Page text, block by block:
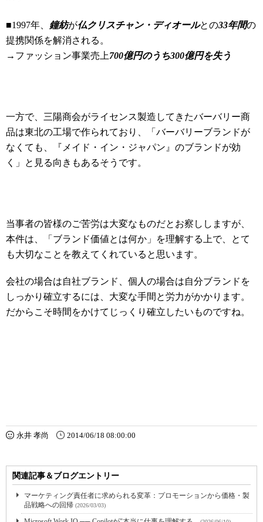
■1997年、 鐘紡が仏クリスチャン・ディオールとの33年間の
提携関係を解消される。
→ファッション事業売上700億円のうち300億円を失う
一方で、三陽商会がライセンス製造してきたバーバリー商
品は東北の工場で作られており、「バーバリーブランドが
なくても、『メイド・イン・ジャパン』のブランドが効
く」と見る向きもあるそうです。
当事者の皆様のご苦労は大変なものだとお察ししますが、
本件は、「ブランド価値とは何か」を理解する上で、とて
も大切なことを教えてくれていると思います。
会社の場合は自社ブランド、個人の場合は自分ブランドを
しっかり確立するには、大変な手間と労力がかかります。
だからこそ時間をかけてじっくり確立したいものですね。
永井 孝尚 2014/06/18 08:00:00
関連記事＆ブログエントリー
マーケティング責任者に求められる変革：プロモーションから価格・製
品戦略への回帰 (2026/03/03)